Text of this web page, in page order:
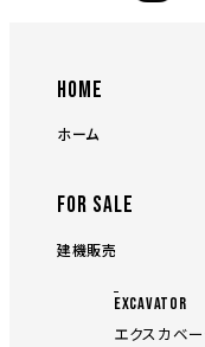
HOME
ホーム
FOR SALE
建機販売
EXCAVATOR
エクスカベ